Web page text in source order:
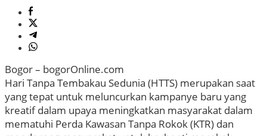
Bogor – bogorOnline.com
Hari Tanpa Tembakau Sedunia (HTTS) merupakan saat
yang tepat untuk meluncurkan kampanye baru yang
kreatif dalam upaya meningkatkan masyarakat dalam
mematuhi Perda Kawasan Tanpa Rokok (KTR) dan